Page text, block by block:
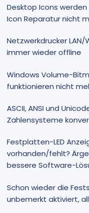
Desktop Icons
Icon Reparatur nicht
Netzwerkdrucker LAN/
immer wieder offline
Windows Volume-
funktionieren nicht
ASCII, ANSI und
Zahlensysteme
Festplatten-LED
vorhanden/fehlt?
bessere Software-
Schon wieder die
unbemerkt aktiviert,